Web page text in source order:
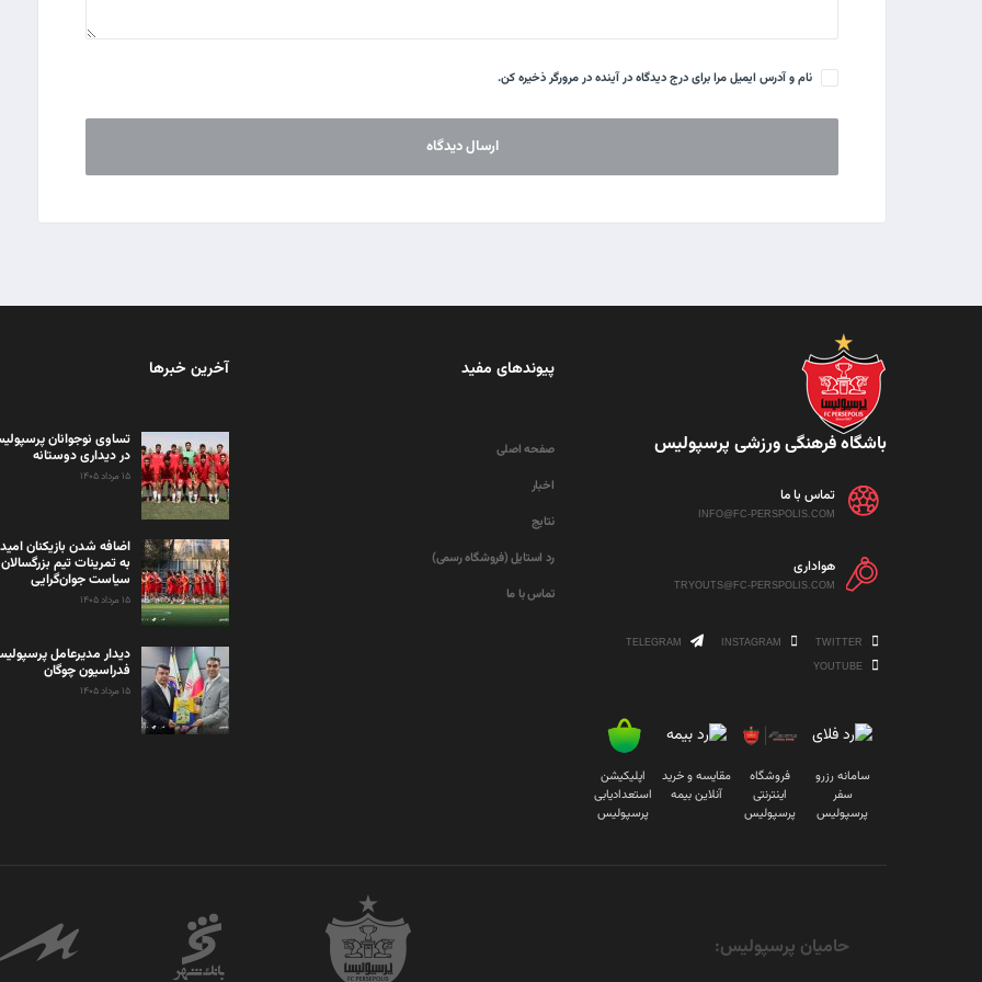
نام و آدرس ایمیل مرا برای درج دیدگاه در آینده در مرورگر ذخیره کن.
باشگاه فرهنگی ورزشی پرسپولیس
تماس با ما
INFO@FC-PERSPOLIS.COM
هواداری
TRYOUTS@FC-PERSPOLIS.COM
سامانه رزرو
سفر
پرسپولیس
فروشگاه
اینترنتی
پرسپولیس
مقایسه و خرید
آنلاین بیمه
اپلیکیشن
استعدادیابی
پرسپولیس
پیوندهای مفید
صفحه اصلی
اخبار
نتایج
رد استایل (فروشگاه رسمی)
تماس با ما
آخرین خبرها
تساوی نوجوانان
در دیداری دوستانه
۱۵ مرداد ۱۴۰۵
اضافه شدن بازیکنان
به تمرینات تیم
سیاست جوان‌گرایی
۱۵ مرداد ۱۴۰۵
دیدار مدیرعامل
فدراسیون چوگان
۱۵ مرداد ۱۴۰۵
حامیان پرسپولیس: